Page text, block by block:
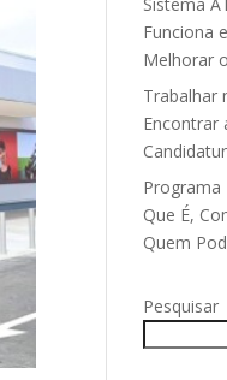
Funciona
Melhorar
Trabalhar
Encontrar
Programa
Que É,
Quem
Pesquisar